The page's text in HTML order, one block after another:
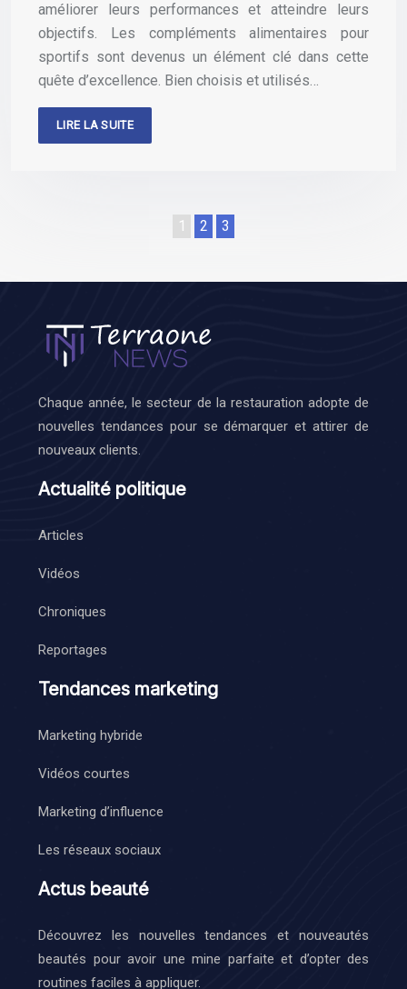
améliorer leurs performances et atteindre leurs
objectifs. Les compléments alimentaires pour
sportifs sont devenus un élément clé dans cette
quête d’excellence. Bien choisis et utilisés…
LIRE LA SUITE
1 2 3
Chaque année, le secteur de la restauration adopte de
nouvelles tendances pour se démarquer et attirer de
nouveaux clients.
Actualité politique
Articles
Vidéos
Chroniques
Reportages
Tendances marketing
Marketing hybride
Vidéos courtes
Marketing d’influence
Les réseaux sociaux
Actus beauté
Découvrez les nouvelles tendances et nouveautés
beautés pour avoir une mine parfaite et d’opter des
routines faciles à appliquer.